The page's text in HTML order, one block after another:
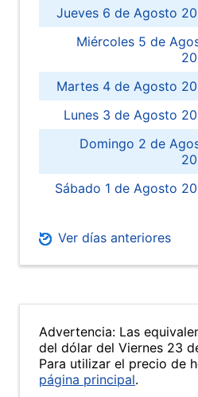
Jueves 6 de Agosto
Miércoles 5 de
Martes 4 de Agosto
Lunes 3 de Agosto
Domingo 2 de
Sábado 1 de Agosto
Ver días anteriores
Advertencia: Las
del dólar del Viernes 23
Para utilizar el precio de
página principal.